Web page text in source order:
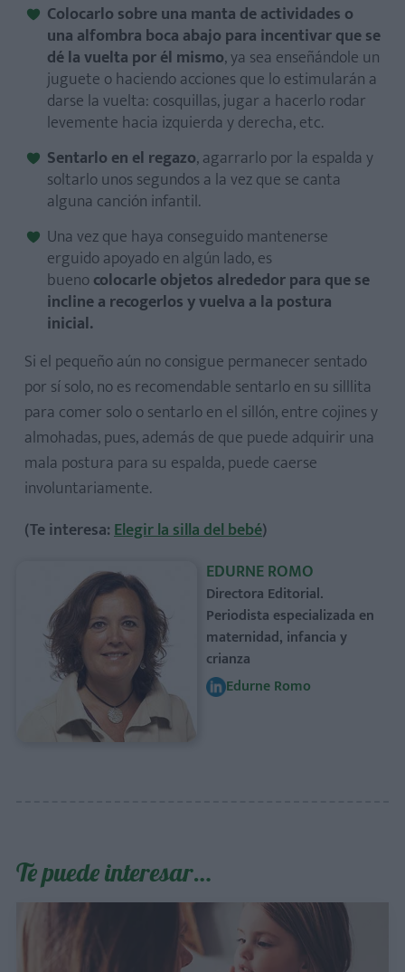
Colocarlo sobre una manta de actividades o
una alfombra boca abajo para incentivar que se
dé la vuelta por él mismo, ya sea enseñándole un
juguete o haciendo acciones que lo estimularán a
darse la vuelta: cosquillas, jugar a hacerlo rodar
levemente hacia izquierda y derecha, etc.
Sentarlo en el regazo, agarrarlo por la espalda y
soltarlo unos segundos a la vez que se canta
alguna canción infantil.
Una vez que haya conseguido mantenerse
erguido apoyado en algún lado, es
buenocolocarle objetos alrededor para que se
incline a recogerlos y vuelva a la postura
inicial.
Si el pequeño aún no consigue permanecer sentado
por sí solo, no es recomendable sentarlo en su silllita
para comer solo o sentarlo en el sillón, entre cojines y
almohadas, pues, además de que puede adquirir una
mala postura para su espalda, puede caerse
involuntariamente.
(Te interesa:Elegir la silla del bebé)
EDURNE ROMO
Directora Editorial.
Periodista especializada en
maternidad, infancia y
crianza
Edurne Romo
Te puede interesar…